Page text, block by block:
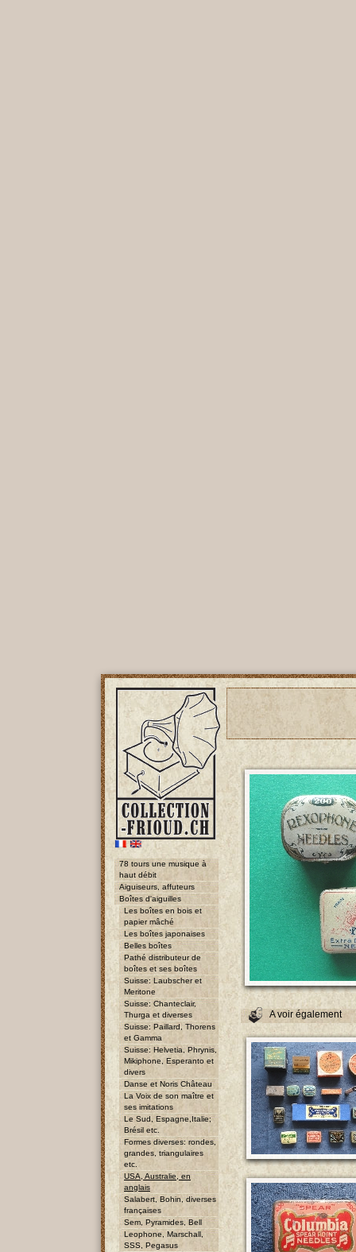
78 tours une musique à
haut débit
Aiguiseurs, affuteurs
Boîtes d'aiguilles
Les boîtes en bois et
papier mâché
Les boîtes japonaises
Belles boîtes
Pathé distributeur de
boîtes et ses boîtes
Suisse: Laubscher et
Meritone
Suisse: Chanteclair,
Thurga et diverses
Suisse: Paillard, Thorens
et Gamma
Suisse: Helvetia, Phrynis,
Mikiphone, Esperanto et
divers
Danse et Noris Château
La Voix de son maître et
ses imitations
Le Sud, Espagne,Italie;
Brésil etc.
Formes diverses: rondes,
grandes, triangulaires
etc.
USA, Australie, en
anglais
Salabert, Bohin, diverses
françaises
Sem, Pyramides, Bell
Leophone, Marschall,
SSS, Pegasus
A voir également